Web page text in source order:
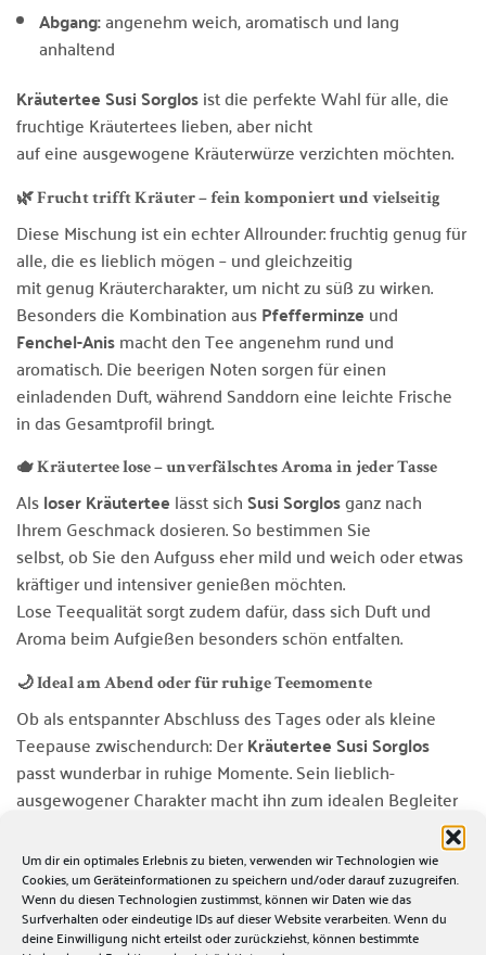
Um dir ein optimales Erlebnis zu bieten, verwenden wir Technologien wie
Cookies, um Geräteinformationen zu speichern und/oder darauf zuzugreifen.
Wenn du diesen Technologien zustimmst, können wir Daten wie das
Surfverhalten oder eindeutige IDs auf dieser Website verarbeiten. Wenn du
deine Einwilligung nicht erteilst oder zurückziehst, können bestimmte
Abgang:angenehm weich, aromatisch und lang
anhaltend
Kräutertee Susi Sorglosist die perfekte Wahl für alle, die
fruchtige Kräutertees lieben, aber nicht
auf eine ausgewogene Kräuterwürze verzichten möchten.
🌿 Frucht trifft Kräuter – fein komponiert und vielseitig
Diese Mischung ist ein echter Allrounder: fruchtig genug für
alle, die es lieblich mögen – und gleichzeitig
mit genug Kräutercharakter, um nicht zu süß zu wirken.
Besonders die Kombination ausPfefferminze und
Fenchel-Anismacht den Tee angenehm rund und
aromatisch. Die beerigen Noten sorgen für einen
einladenden Duft, während Sanddorn eine leichte Frische
in das Gesamtprofil bringt.
🫖 Kräutertee lose – unverfälschtes Aroma in jeder Tasse
Alsloser Kräutertee lässt sichSusi Sorglosganz nach
Ihrem Geschmack dosieren. So bestimmen Sie
selbst, ob Sie den Aufguss eher mild und weich oder etwas
kräftiger und intensiver genießen möchten.
Lose Teequalität sorgt zudem dafür, dass sich Duft und
Aroma beim Aufgießen besonders schön entfalten.
🌙 Ideal am Abend oder für ruhige Teemomente
Ob als entspannter Abschluss des Tages oder als kleine
Teepause zwischendurch: DerKräutertee Susi Sorglos
passt wunderbar in ruhige Momente. Sein lieblich-
ausgewogener Charakter macht ihn zum idealen Begleiter
für Sofa, Buch und Kerzenschein – aber genauso für eine
kurze Auszeit im Alltag.
☕ Zubereitungsempfehlung
Menge:1–2 TL pro Tasse (250 ml)